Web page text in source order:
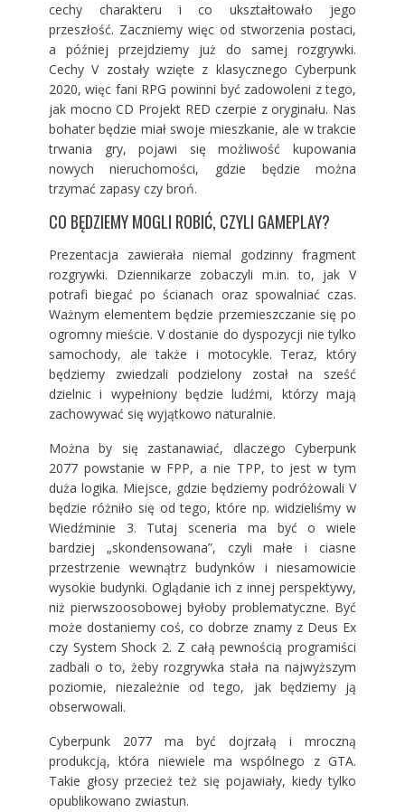
cechy charakteru i co ukształtowało jego
przeszłość. Zaczniemy więc od stworzenia postaci,
a później przejdziemy już do samej rozgrywki.
Cechy V zostały wzięte z klasycznego Cyberpunk
2020, więc fani RPG powinni być zadowoleni z tego,
jak mocno CD Projekt RED czerpie z oryginału. Nas
bohater będzie miał swoje mieszkanie, ale w trakcie
trwania gry, pojawi się możliwość kupowania
nowych nieruchomości, gdzie będzie można
trzymać zapasy czy broń.
CO BĘDZIEMY MOGLI ROBIĆ, CZYLI GAMEPLAY?
Prezentacja zawierała niemal godzinny fragment
rozgrywki. Dziennikarze zobaczyli m.in. to, jak V
potrafi biegać po ścianach oraz spowalniać czas.
Ważnym elementem będzie przemieszczanie się po
ogromny mieście. V dostanie do dyspozycji nie tylko
samochody, ale także i motocykle. Teraz, który
będziemy zwiedzali podzielony został na sześć
dzielnic i wypełniony będzie ludźmi, którzy mają
zachowywać się wyjątkowo naturalnie.
Można by się zastanawiać, dlaczego Cyberpunk
2077 powstanie w FPP, a nie TPP, to jest w tym
duża logika. Miejsce, gdzie będziemy podróżowali V
będzie różniło się od tego, które np. widzieliśmy w
Wiedźminie 3. Tutaj sceneria ma być o wiele
bardziej „skondensowana”, czyli małe i ciasne
przestrzenie wewnątrz budynków i niesamowicie
wysokie budynki. Oglądanie ich z innej perspektywy,
niż pierwszoosobowej byłoby problematyczne. Być
może dostaniemy coś, co dobrze znamy z Deus Ex
czy System Shock 2. Z całą pewnością programiści
zadbali o to, żeby rozgrywka stała na najwyższym
poziomie, niezależnie od tego, jak będziemy ją
obserwowali.
Cyberpunk 2077 ma być dojrzałą i mroczną
produkcją, która niewiele ma wspólnego z GTA.
Takie głosy przecież też się pojawiały, kiedy tylko
opublikowano zwiastun.